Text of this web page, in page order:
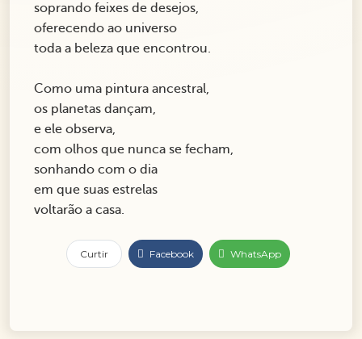
soprando feixes de desejos,
oferecendo ao universo
toda a beleza que encontrou.
Como uma pintura ancestral,
os planetas dançam,
e ele observa,
com olhos que nunca se fecham,
sonhando com o dia
em que suas estrelas
voltarão a casa.
Curtir Facebook WhatsApp